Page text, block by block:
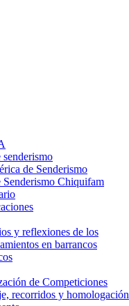
de Senderismo
Senderismo Chiquifam
y reflexiones de los
en barrancos
de Competiciones
recorridos y homologación